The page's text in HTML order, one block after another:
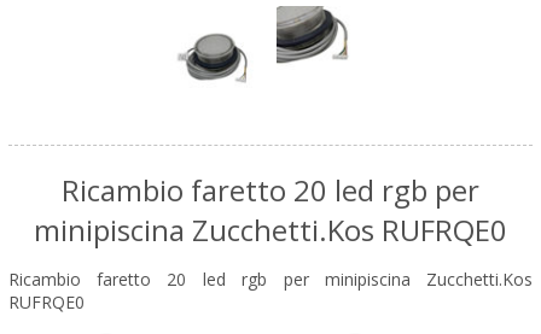
Ricambio faretto 20 led rgb per
minipiscina Zucchetti.Kos RUFRQE0
Ricambio faretto 20 led rgb per minipiscina Zucchetti.Kos
RUFRQE0